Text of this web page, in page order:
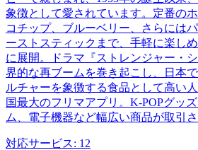
象徴として愛されています。定番の
コチップ、ブルーベリー、さらには
ーストスティックまで、手軽に楽し
に展開。ドラマ『ストレンジャー・
界的な再ブームを巻き起こし、日本
ルチャーを象徴する食品として高い
国最大のフリマアプリ。K-POPグッ
ム、電子機器など幅広い商品が取引さ
対応サービス: 12